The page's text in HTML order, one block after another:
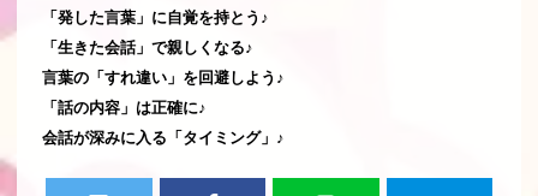
「発した言葉」に自覚を持とう♪
「生きた会話」で親しくなる♪
言葉の「すれ違い」を回避しよう♪
「話の内容」は正確に♪
会話が深みに入る「タイミング」♪